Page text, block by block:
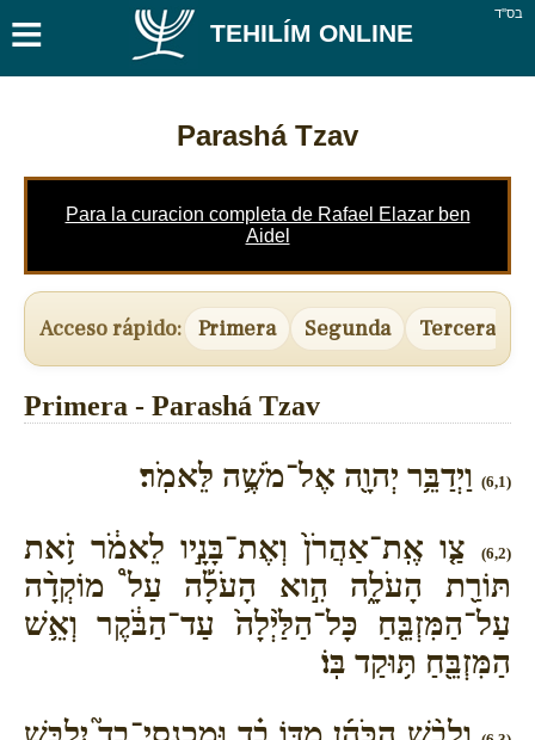
בס''ד ≡ TEHILÍM ONLINE
Parashá Tzav
Para la curacion completa de Rafael Elazar ben
Aidel
Acceso rápido: Primera Segunda Tercera
Primera - Parashá Tzav
(6,1) וַיְדַבֵּ֥ר יְהוָ֖ה אֶל־מֹשֶׁ֥ה לֵּאמֹֽר׃
(6,2)
צַ֤ו אֶֽת־אַהֲרֹן֙ וְאֶת־בָּנָ֣יו לֵאמֹ֔ר זֹ֥את
תּוֹרַ֖ת הָעֹלָ֑ה הִ֣וא הָעֹלָ֡ה עַל֩ מוֹקְדָ֨ה
עַל־הַמִּזְבֵּ֤חַ כָּל־הַלַּ֙יְלָה֙ עַד־הַבֹּ֔קֶר וְאֵ֥שׁ
הַמִּזְבֵּ֖חַ תּ֥וּקַד בּֽוֹ׃